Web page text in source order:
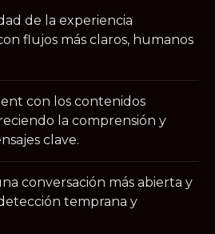
de la experiencia
flujos más claros, humanos
con los contenidos
la comprensión y
clave.
conversación más abierta y
temprana y